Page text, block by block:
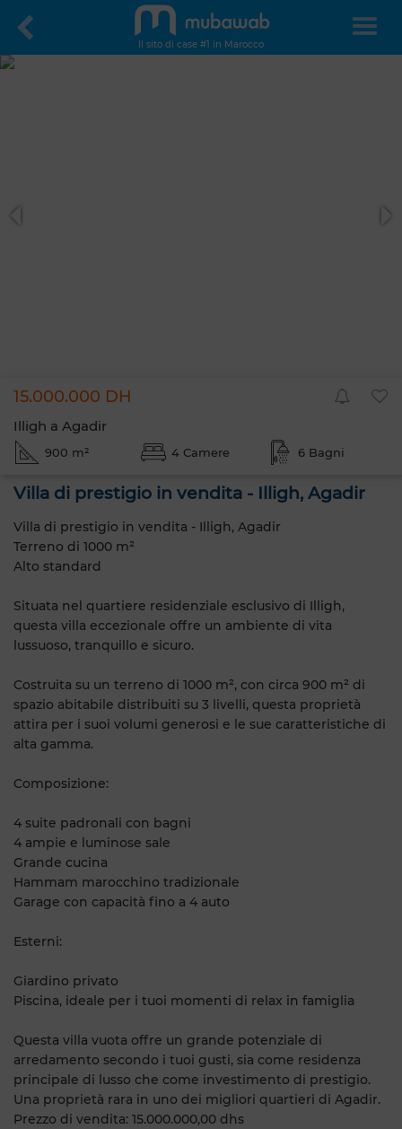
Il sito di case #1 in Marocco
15.000.000 DH
Illigh a Agadir
900 m² 4 Camere 6 Bagni
Villa di prestigio in vendita - Illigh, Agadir
Villa di prestigio in vendita - Illigh, Agadir
Terreno di 1000 m²
Alto standard
Situata nel quartiere residenziale esclusivo di Illigh,
questa villa eccezionale offre un ambiente di vita
lussuoso, tranquillo e sicuro.
Costruita su un terreno di 1000 m², con circa 900 m² di
spazio abitabile distribuiti su 3 livelli, questa proprietà
attira per i suoi volumi generosi e le sue caratteristiche di
alta gamma.
Composizione:
4 suite padronali con bagni
4 ampie e luminose sale
Grande cucina
Hammam marocchino tradizionale
Garage con capacità fino a 4 auto
Esterni:
Giardino privato
Piscina, ideale per i tuoi momenti di relax in famiglia
Questa villa vuota offre un grande potenziale di
arredamento secondo i tuoi gusti, sia come residenza
principale di lusso che come investimento di prestigio.
Una proprietà rara in uno dei migliori quartieri di Agadir.
Prezzo di vendita: 15.000.000,00 dhs